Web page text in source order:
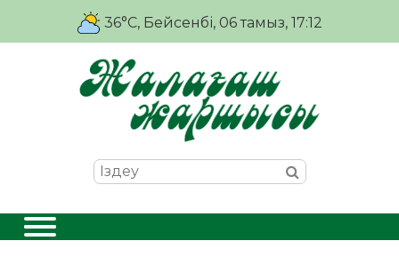
36°C, Бейсенбі, 06 тамыз, 17:12